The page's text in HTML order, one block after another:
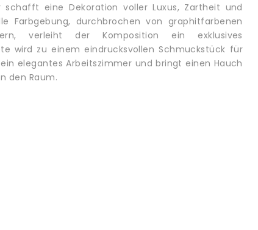
schafft eine Dekoration voller Luxus, Zartheit und
Farbgebung, durchbrochen von graphitfarbenen
verleiht der Komposition ein exklusives
wird zu einem eindrucksvollen Schmuckstück für
elegantes Arbeitszimmer und bringt einen Hauch
den Raum.